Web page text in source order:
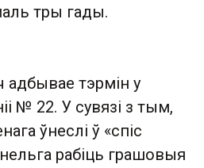
тры гады.
адбывае тэрмін у
№ 22. У сувязі з тым,
ўнеслі ў «спіс
рабіць грашовыя